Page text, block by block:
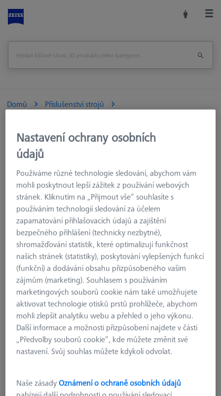
Domů
Příslušenství strojů
MSR pro dotykový měřicí stroj
MSR 2.0
Úložná lišta pro MSR 2.0 X=500
Vytisknout stránku
Nastavení ochrany osobních
údajů
Používáme různé technologie sledování, abychom vám
mohli poskytnout lepší zážitek z používání webových
stránek. Kliknutím na „Přijmout vše“ souhlasíte s
používáním technologií sledování za účelem
zapamatování přihlašovacích údajů a zajištění
bezpečného přihlášení (technicky nezbytné),
shromažďování statistik, které optimalizují funkčnost
našich stránek (statistiky), poskytování vylepšených funkcí
(funkční) a dodávání obsahu přizpůsobeného vašim
zájmům (marketing). Souhlasem s používáním
marketingových souborů cookie nám také umožňujete
aktivovat technologie otisků prstů prohlížeče, abychom
mohli zlepšit analytiku webu a přehled o jeho výkonu.
Další informace a možnosti přizpůsobení najdete v části
„Předvolby souborů cookie“, kde můžete změnit své
nastavení. Svůj souhlas můžete kdykoli odvolat.
Naše zásadyOznámení o ochraně osobních údajů